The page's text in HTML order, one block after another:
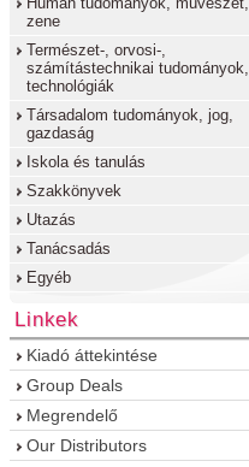
zene
Természet-, orvosi-,
számítástechnikai tudományok,
technológiák
Társadalom tudományok, jog,
gazdaság
Iskola és tanulás
Szakkönyvek
Utazás
Tanácsadás
Egyéb
Linkek
Kiadó áttekintése
Group Deals
Megrendelő
Our Distributors